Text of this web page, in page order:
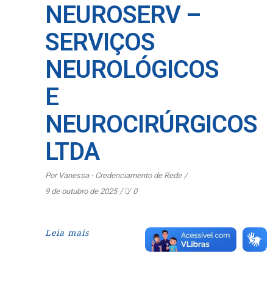
NEUROSERV –
SERVIÇOS
NEUROLÓGICOS
E
NEUROCIRÚRGICOS
LTDA
Por Vanessa - Credenciamento de Rede
9 de outubro de 2025
0
Leia mais